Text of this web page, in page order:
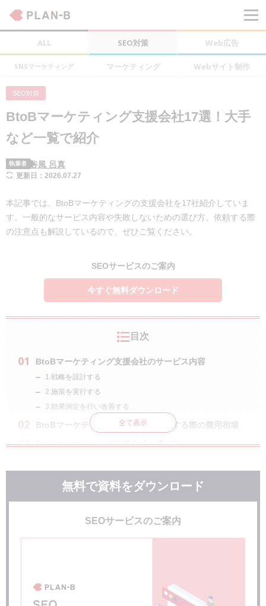
ALL SEO対策 Web広告
SNSマーケティング マーケティング Webサイト制作
SEO対策
BtoBマーケティング支援会社17選！大手
など一覧で紹介
執筆者 谷風 呂真
更新日：2026.07.27
本記事では、BtoBマーケティングの支援会社を17社紹介していま
す。一般的なサービス内容や失敗しないための選び方、依頼する際
の注意点も解説しているので、ぜひご覧ください。
SEOサービスのご案内
今すぐ無料ダウンロード
目次
BtoBマーケティング支援会社のサービス内容
1.戦略を設計する
2.施策を実行する
3.効果測定を行い改善する
BtoBマーケティング支援会社へ依頼する際の費用相場
BtoBマーケティング支援会社の選び方
コミュニケーションが円滑にとれる
BtoBマーケティング支援を依頼できる会社17選
株式会社リーディング・ソリューション
ワンマーケティング株式会社
全て表示
無料で資料をダウンロード
SEOサービスのご案内